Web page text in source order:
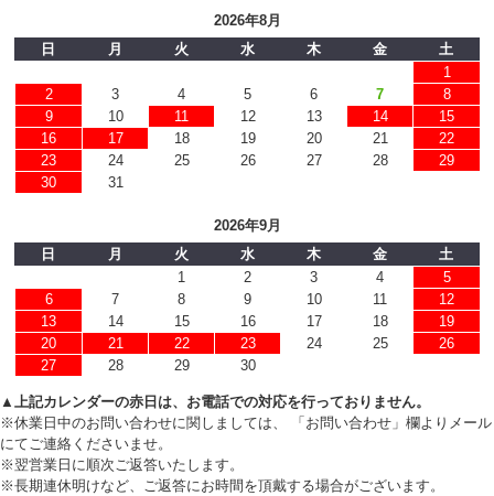
2026年8月
日
月 火 水 木 金
土
1
2
3 4 5 6 7
8
9
10 11 12 13 14
15
16
17 18 19 20 21
22
23
24 25 26 27 28
29
30
31
2026年9月
日
月 火 水 木 金
土
1
2 3 4
5
6
7 8 9 10 11
12
13
14 15 16 17 18
19
20
21 22 23 24 25
26
27
28 29 30
▲上記カレンダーの赤日は、お電話での対応を行っておりません。
※休業日中のお問い合わせに関しましては、 「お問い合わせ」欄よりメール
にてご連絡くださいませ。
※翌営業日に順次ご返答いたします。
※長期連休明けなど、ご返答にお時間を頂戴する場合がございます。